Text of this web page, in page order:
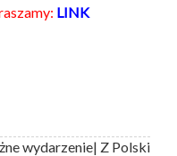
LINK
wydarzenie| Z Polski